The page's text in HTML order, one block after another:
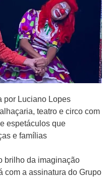
por Luciano Lopes
teatro e circo com
espetáculos que
e famílias
brilho da imaginação
com a assinatura do Grupo